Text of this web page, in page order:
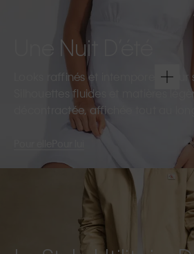
Une Nuit D’été
Looks raffinés et intemporels pour
Silhouettes fluides et matières
décontractée, affichée tout au